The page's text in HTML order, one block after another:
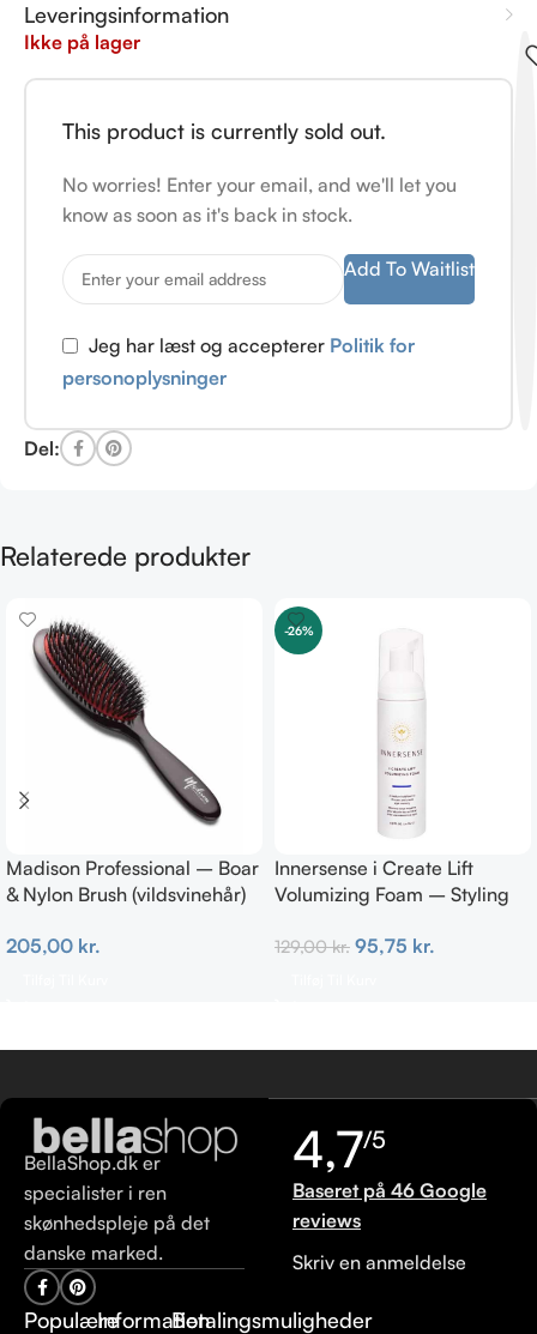
Leveringsinformation
Ikke på lager
This product is currently sold out.
No worries! Enter your email, and we'll let you
know as soon as it's back in stock.
Add To Waitlist
Jeg har læst og accepterer Politik for
personoplysninger
Del:
Relaterede produkter
Madison Professional – Boar
& Nylon Brush (vildsvinehår)
205,00 kr.
-26%
Innersense i Create Lift
Volumizing Foam – Styling
129,00kr. 95,75 kr.
BellaShop.dk er
specialister i ren
skønhedspleje på det
danske marked.
PopulæreInformationBetalingsmuligheder
4,7/5
Baseret på 46 Google
reviews
Skriv en anmeldelse